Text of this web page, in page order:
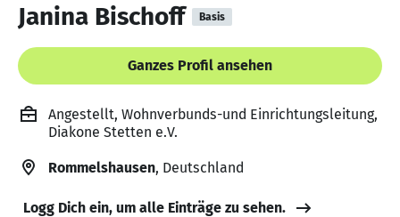
Janina Bischoff Basis
Ganzes Profil ansehen
Angestellt, Wohnverbunds-und Einrichtungsleitung,
Diakone Stetten e.V.
Rommelshausen, Deutschland
Logg Dich ein, um alle Einträge zu sehen.